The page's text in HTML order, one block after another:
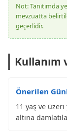
Not: Tanıtımda
mevzuatta
geçerlidir.
Kullanım
Önerilen
11 yaş ve
altına